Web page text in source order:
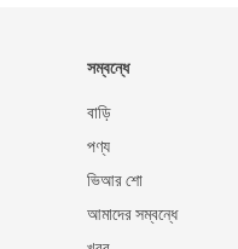
সম্বন্ধে
বাড়ি
পণ্য
ভিআর শো
আমাদের সম্বন্ধে